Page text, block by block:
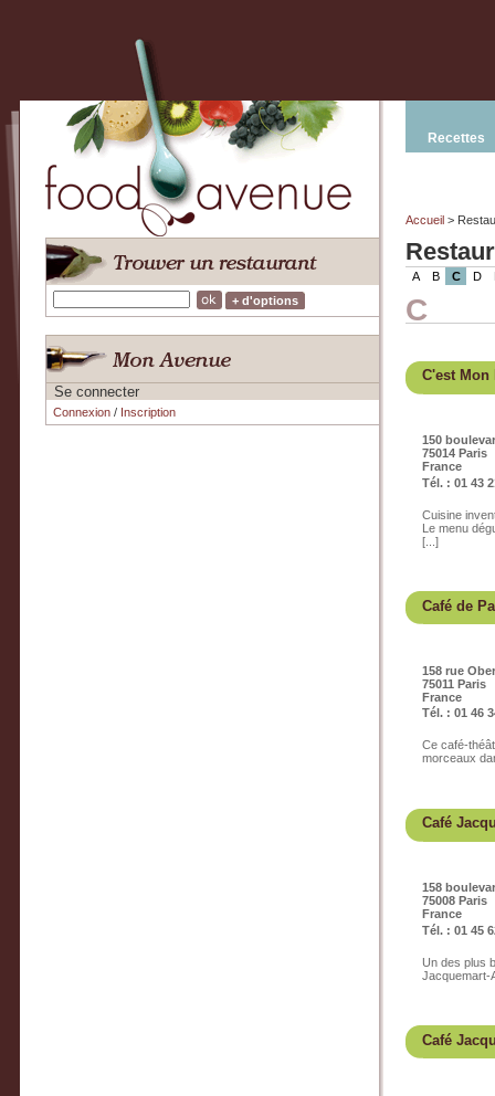
+ d'options
Se connecter
Connexion/ Inscription
Recettes
Accueil >
A B C D
C
C'est Mon
150
75014 Paris
France
Tél. : 01 43
Cuisine
Le menu
[...]
Café de
158 rue
75011 Paris
France
Tél. : 01 46
Ce café-
morceaux
Café
158
75008 Paris
France
Tél. : 01 45
Un des plus
Jacquemart-
Café